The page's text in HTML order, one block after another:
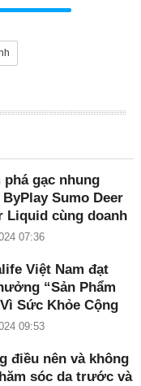
phá gạc nhung
Sumo Deer
Liquid cùng doanh
Tuyền
07:36
Việt Nam đạt
“Sản Phẩm
Sức Khỏe Cộng
2024”
09:53
điều nên và không
sóc da trước và